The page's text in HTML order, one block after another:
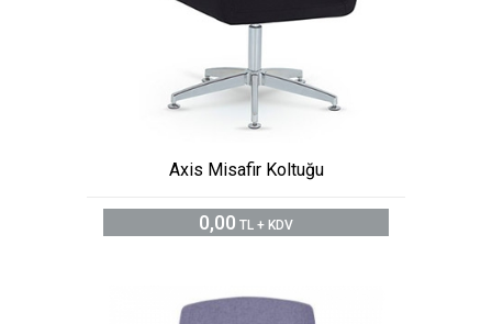
Axis Misafir Koltuğu
0,00 TL + KDV